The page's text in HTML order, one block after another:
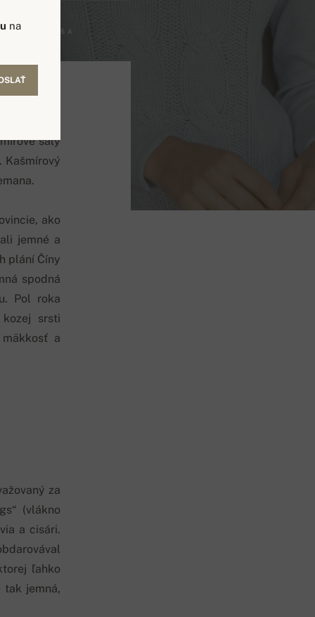
GREŠA
šály
Kašmírový
ako
jemné a
plání Číny
spodná
Pol roka
srsti
a
za
(vlákno
a cisári.
ľahko
tak jemná,
na